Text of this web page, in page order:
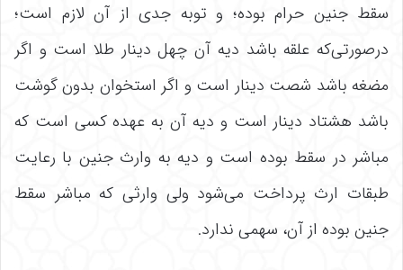
سقط جنین حرام بوده؛ و توبه جدی از آن لازم است؛
درصورتی‌که علقه باشد دیه آن چهل دینار طلا است و اگر
مضغه باشد شصت دینار است و اگر استخوان بدون گوشت
باشد هشتاد دینار است و دیه آن به عهده کسی است که
مباشر در سقط بوده است و دیه به وارث جنین با رعایت
طبقات ارث پرداخت می‌شود ولی وارثی که مباشر سقط
جنین بوده از آن، سهمی ندارد.